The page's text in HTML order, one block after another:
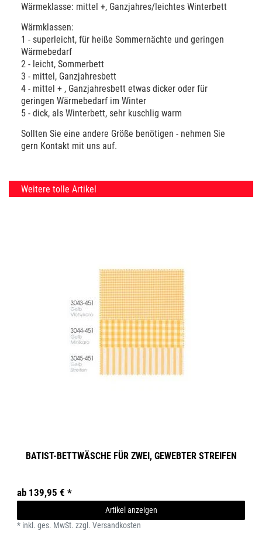
Wärmeklasse: mittel +, Ganzjahres/leichtes Winterbett
Wärmklassen:
1 - superleicht, für heiße Sommernächte und geringen
Wärmebedarf
2 - leicht, Sommerbett
3 - mittel, Ganzjahresbett
4 - mittel + , Ganzjahresbett etwas dicker oder für
geringen Wärmebedarf im Winter
5 - dick, als Winterbett, sehr kuschlig warm
Sollten Sie eine andere Größe benötigen - nehmen Sie
gern Kontakt mit uns auf.
Weitere tolle Artikel
BATIST-BETTWÄSCHE FÜR ZWEI, GEWEBTER STREIFEN
ab 139,95 € *
Artikel anzeigen
* inkl. ges. MwSt. zzgl. Versandkosten